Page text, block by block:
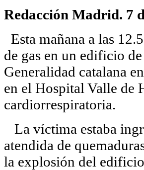
Redacción Madrid. 7
Esta mañana a las
de gas en un edificio
Generalidad catalana
en el Hospital Valle de
cardiorrespiratoria.
La víctima estaba
atendida de
la explosión del